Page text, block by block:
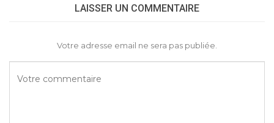
LAISSER UN COMMENTAIRE
Votre adresse email ne sera pas publiée.